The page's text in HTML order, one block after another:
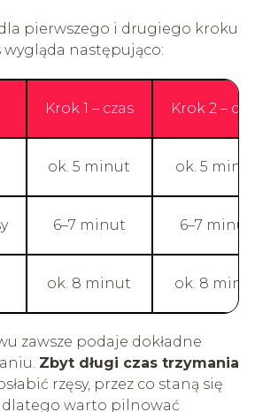
pierwszego i drugiego kroku
następująco:
Krok 1 – czas Krok 2 –
ok. 5 minut ok. 5
6–7 minut 6–7 minut
ok. 8 minut ok. 8
zawsze podaje dokładne
Zbyt długi czas trzymania
rzęsy, przez co staną się
dlatego warto pilnować